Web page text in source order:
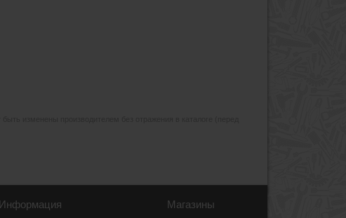
Информация Магазины